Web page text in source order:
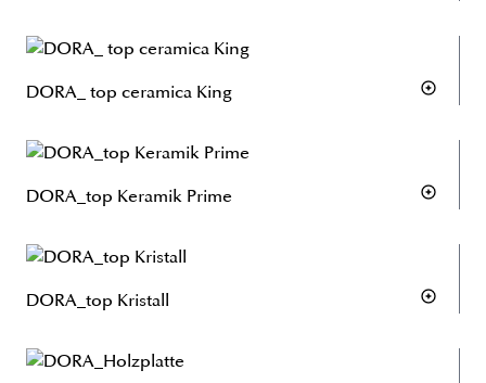
DORA_ top ceramica King
DORA_top Keramik Prime
DORA_top Kristall